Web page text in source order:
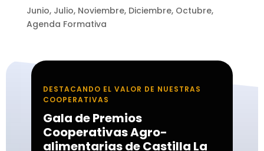
Junio, Julio, Noviembre, Diciembre, Octubre,
Agenda Formativa
DESTACANDO EL VALOR DE NUESTRAS
COOPERATIVAS
Gala de Premios
Cooperativas Agro-
alimentarias de Castilla La